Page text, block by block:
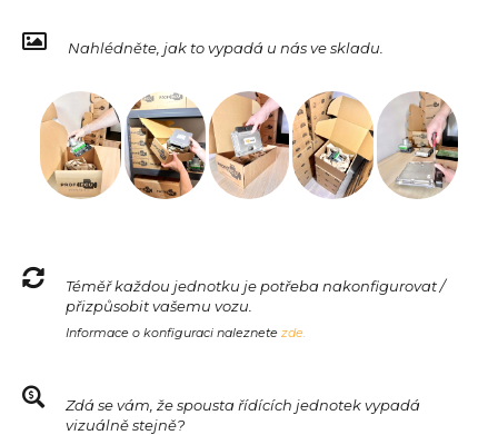
Nahlédněte, jak to vypadá u nás ve skladu.
Téměř každou jednotku je potřeba nakonfigurovat /
přizpůsobit vašemu vozu.
Informace o konfiguraci naleznete zde.
Zdá se vám, že spousta řídících jednotek vypadá
vizuálně stejně?